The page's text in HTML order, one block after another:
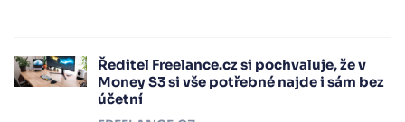
Ředitel Freelance.cz si pochvaluje, že v
Money S3 si vše potřebné najde i sám bez
účetní